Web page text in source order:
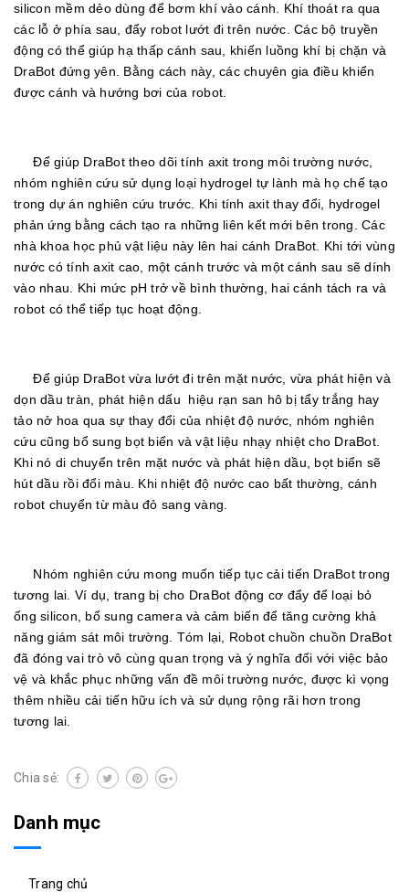
silicon mềm dẻo dùng để bơm khí vào cánh. Khí thoát ra qua
các lỗ ở phía sau, đẩy robot lướt đi trên nước. Các bộ truyền
động có thể giúp hạ thấp cánh sau, khiến luồng khí bị chặn và
DraBot đứng yên. Bằng cách này, các chuyên gia điều khiển
được cánh và hướng bơi của robot.
Để giúp DraBot theo dõi tính axit trong môi trường nước,
nhóm nghiên cứu sử dụng loại hydrogel tự lành mà họ chế tạo
trong dự án nghiên cứu trước. Khi tính axit thay đổi, hydrogel
phản ứng bằng cách tạo ra những liên kết mới bên trong. Các
nhà khoa học phủ vật liệu này lên hai cánh DraBot. Khi tới vùng
nước có tính axit cao, một cánh trước và một cánh sau sẽ dính
vào nhau. Khi mức pH trở về bình thường, hai cánh tách ra và
robot có thể tiếp tục hoạt động.
Để giúp DraBot vừa lướt đi trên mặt nước, vừa phát hiện và
dọn dầu tràn, phát hiện dấu hiệu rạn san hô bị tẩy trắng hay
tảo nở hoa qua sự thay đổi của nhiệt độ nước, nhóm nghiên
cứu cũng bổ sung bọt biển và vật liệu nhạy nhiệt cho DraBot.
Khi nó di chuyển trên mặt nước và phát hiện dầu, bọt biển sẽ
hút dầu rồi đổi màu. Khi nhiệt độ nước cao bất thường, cánh
robot chuyển từ màu đỏ sang vàng.
Nhóm nghiên cứu mong muốn tiếp tục cải tiến DraBot trong
tương lai. Ví dụ, trang bị cho DraBot động cơ đẩy để loại bỏ
ống silicon, bổ sung camera và cảm biến để tăng cường khả
năng giám sát môi trường. Tóm lại, Robot chuồn chuồn DraBot
đã đóng vai trò vô cùng quan trọng và ý nghĩa đối với việc bảo
vệ và khắc phục những vấn đề môi trường nước, được kì vọng
thêm nhiều cải tiến hữu ích và sử dụng rộng rãi hơn trong
tương lai.
Chia sẻ:
Danh mục
Trang chủ